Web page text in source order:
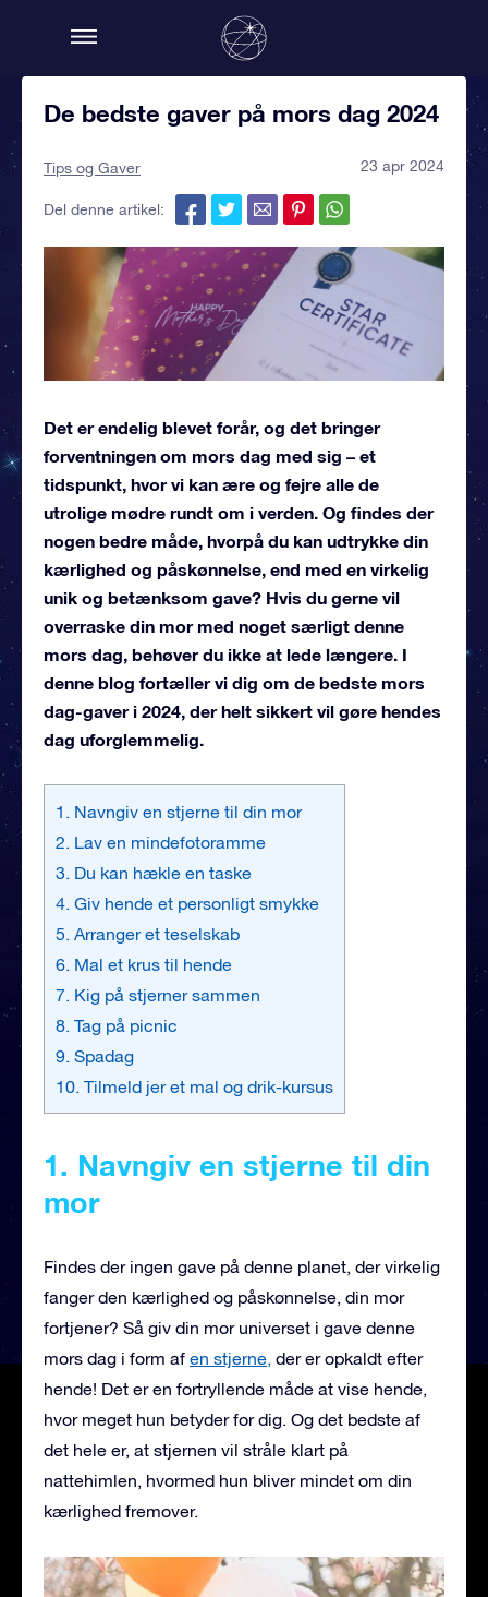
De bedste gaver på mors dag 2024
Tips og Gaver 23 apr 2024
Del denne artikel:
Det er endelig blevet forår, og det bringer
forventningen om mors dag med sig – et
tidspunkt, hvor vi kan ære og fejre alle de
utrolige mødre rundt om i verden. Og findes der
nogen bedre måde, hvorpå du kan udtrykke din
kærlighed og påskønnelse, end med en virkelig
unik og betænksom gave? Hvis du gerne vil
overraske din mor med noget særligt denne
mors dag, behøver du ikke at lede længere. I
denne blog fortæller vi dig om de bedste mors
dag-gaver i 2024, der helt sikkert vil gøre hendes
dag uforglemmelig.
1. Navngiv en stjerne til din mor
2. Lav en mindefotoramme
3. Du kan hækle en taske
4. Giv hende et personligt smykke
5. Arranger et teselskab
6. Mal et krus til hende
7. Kig på stjerner sammen
8. Tag på picnic
9. Spadag
10. Tilmeld jer et mal og drik-kursus
1. Navngiv en stjerne til din
mor
Findes der ingen gave på denne planet, der virkelig
fanger den kærlighed og påskønnelse, din mor
fortjener? Så giv din mor universet i gave denne
mors dag i form af en stjerne, der er opkaldt efter
hende! Det er en fortryllende måde at vise hende,
hvor meget hun betyder for dig. Og det bedste af
det hele er, at stjernen vil stråle klart på
nattehimlen, hvormed hun bliver mindet om din
kærlighed fremover.